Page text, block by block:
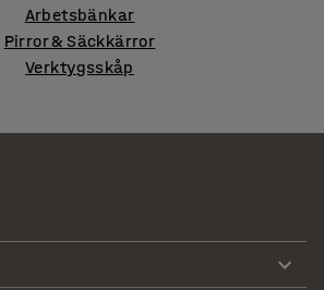
Arbetsbänkar
Pirror & Säckkärror
Verktygsskåp